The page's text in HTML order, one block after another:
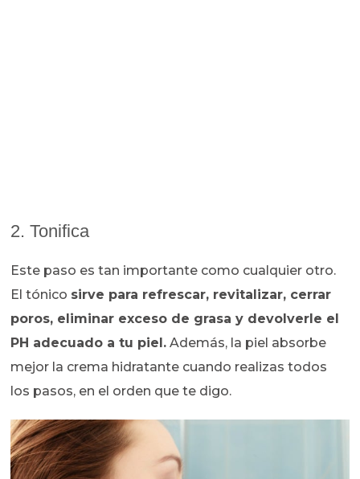
2. Tonifica
Este paso es tan importante como cualquier otro.
El tónico sirve para refrescar, revitalizar, cerrar
poros, eliminar exceso de grasa y devolverle el
PH adecuado a tu piel. Además, la piel absorbe
mejor la crema hidratante cuando realizas todos
los pasos, en el orden que te digo.